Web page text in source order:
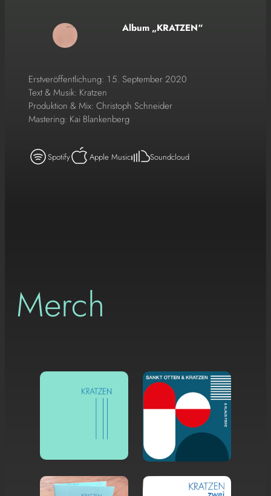
Album „KRATZEN“
Erstveröffentlichung: 15. September 2020
Text & Musik: Kratzen
Produktion & Mix: Christoph Schneider
Mastering: Kai Blankenberg
Spotify Apple Music Soundcloud
Merch